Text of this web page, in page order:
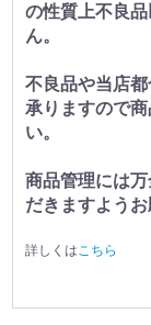
の性質上不良
ん。
不良品や当店
承りますので
い。
商品管理には
だきますようお
詳しくはこちら